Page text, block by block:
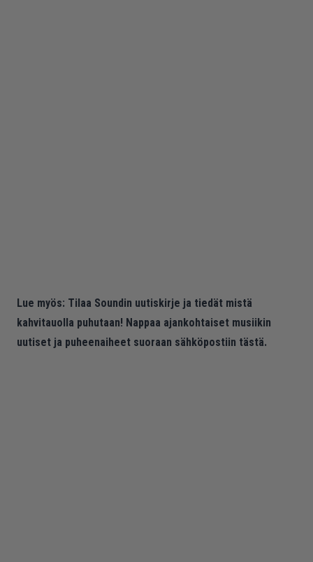
Lue myös: Tilaa Soundin uutiskirje ja tiedät mistä
kahvitauolla puhutaan! Nappaa ajankohtaiset musiikin
uutiset ja puheenaiheet suoraan sähköpostiin tästä.